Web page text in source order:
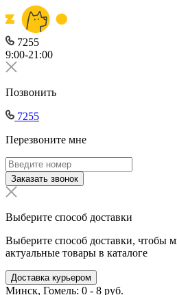
7255
9:00-21:00
Позвонить
7255
Перезвоните мне
Заказать звонок
Выберите способ доставки
Выберите способ доставки, чтобы
актуальные товары в каталоге
Доставка курьером
Минск, Гомель: 0 - 8 руб.